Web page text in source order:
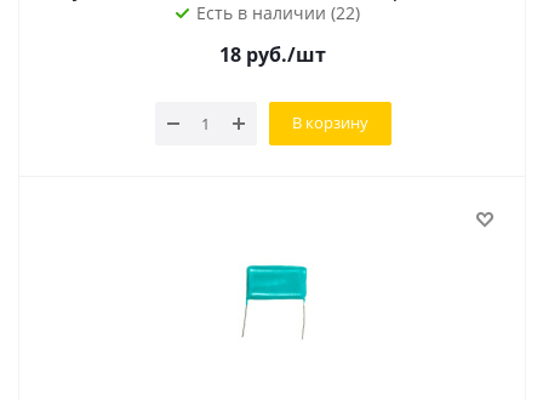
Есть в наличии (22)
18 руб./шт
В корзину